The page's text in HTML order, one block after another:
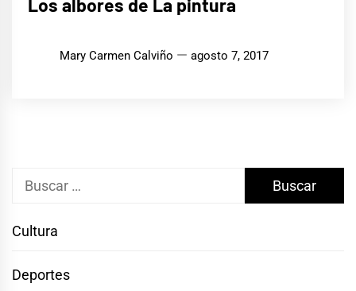
Los albores de La pintura
Mary Carmen Calviño agosto 7, 2017
Buscar:
Cultura
Deportes